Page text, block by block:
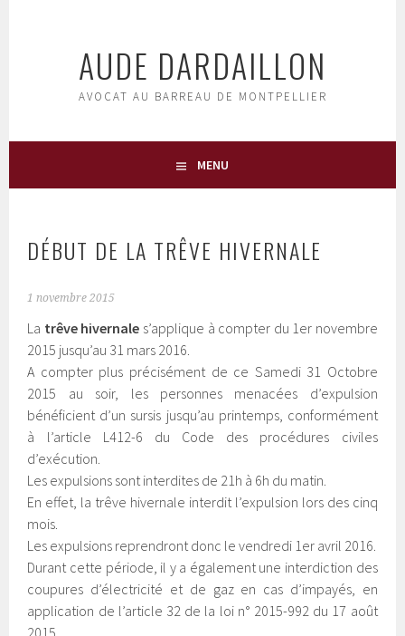
AUDE DARDAILLON
AVOCAT AU BARREAU DE MONTPELLIER
MENU
DÉBUT DE LA TRÊVE HIVERNALE
1 novembre 2015
La trêve hivernale s’applique à compter du 1er novembre
2015 jusqu’au 31 mars 2016.
A compter plus précisément de ce Samedi 31 Octobre
2015 au soir, les personnes menacées d’expulsion
bénéficient d’un sursis jusqu’au printemps, conformément
à l’article L412-6 du Code des procédures civiles
d’exécution.
Les expulsions sont interdites de 21h à 6h du matin.
En effet, la trêve hivernale interdit l’expulsion lors des cinq
mois.
Les expulsions reprendront donc le vendredi 1er avril 2016.
Durant cette période, il y a également une interdiction des
coupures d’électricité et de gaz en cas d’impayés, en
application de l’article 32 de la loi n° 2015-992 du 17 août
2015.